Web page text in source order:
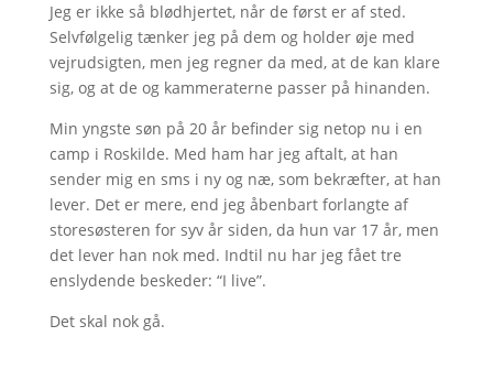
Jeg er ikke så blødhjertet, når de først er af sted.
Selvfølgelig tænker jeg på dem og holder øje med
vejrudsigten, men jeg regner da med, at de kan klare
sig, og at de og kammeraterne passer på hinanden.
Min yngste søn på 20 år befinder sig netop nu i en
camp i Roskilde. Med ham har jeg aftalt, at han
sender mig en sms i ny og næ, som bekræfter, at han
lever. Det er mere, end jeg åbenbart forlangte af
storesøsteren for syv år siden, da hun var 17 år, men
det lever han nok med. Indtil nu har jeg fået tre
enslydende beskeder: “I live”.
Det skal nok gå.